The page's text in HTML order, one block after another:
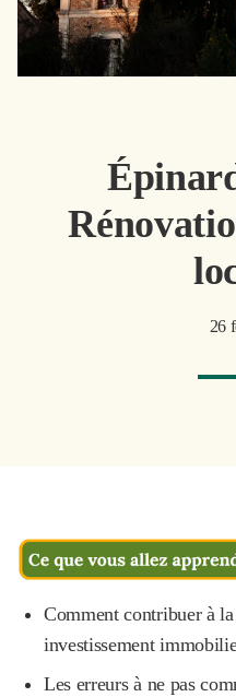
26
Comment contribuer à
investissement
Les erreurs à ne pas